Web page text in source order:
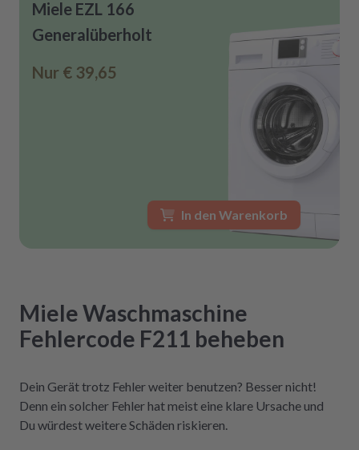
Miele EZL 166
Generalüberholt
Nur € 39,65
In den Warenkorb
MieleWaschmaschine
Fehlercode F211 beheben
Dein Gerät trotz Fehler weiter benutzen? Besser nicht!
Denn ein solcher Fehler hat meist eine klare Ursache und
Du würdest weitere Schäden riskieren.